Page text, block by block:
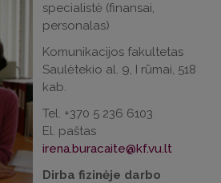
specialistė (finansai,
personalas)
Komunikacijos fakultetas
Saulėtekio al. 9, I rūmai, 518
kab.
Tel. +370 5 236 6103
El. paštas
Dirba fizinėje darbo